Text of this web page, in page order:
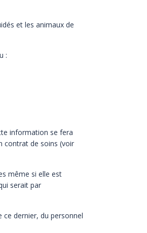
et les animaux de
:
information se fera
contrat de soins (voir
même si elle est
serait par
ce dernier, du personnel